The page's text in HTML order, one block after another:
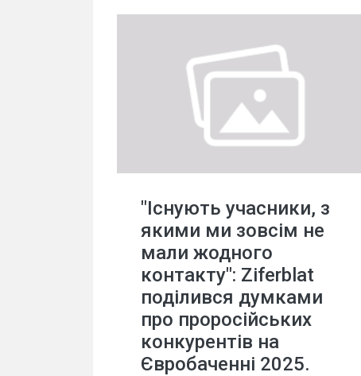
"Існують учасники, з
якими ми зовсім не
мали жодного
контакту": Ziferblat
поділився думками
про проросійських
конкурентів на
Євробаченні 2025.